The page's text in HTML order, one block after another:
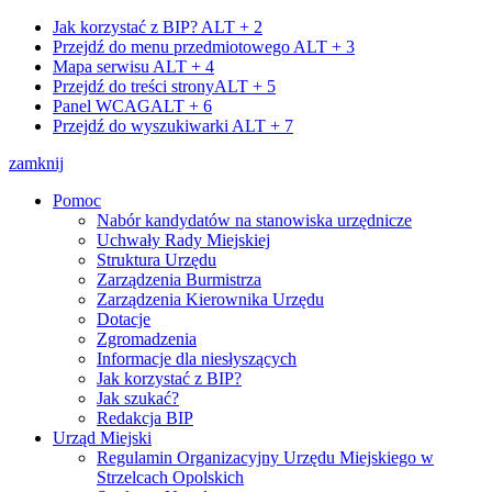
Jak korzystać z BIP? ALT + 2
Przejdź do menu przedmiotowego ALT + 3
Mapa serwisu ALT + 4
Przejdź do treści stronyALT + 5
Panel WCAGALT + 6
Przejdź do wyszukiwarki ALT + 7
zamknij
Pomoc
Nabór kandydatów na stanowiska urzędnicze
Uchwały Rady Miejskiej
Struktura Urzędu
Zarządzenia Burmistrza
Zarządzenia Kierownika Urzędu
Dotacje
Zgromadzenia
Informacje dla niesłyszących
Jak korzystać z BIP?
Jak szukać?
Redakcja BIP
Urząd Miejski
Regulamin Organizacyjny Urzędu Miejskiego w
Strzelcach Opolskich